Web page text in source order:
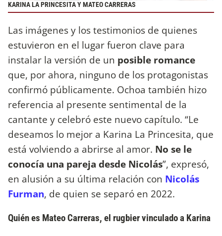
KARINA LA PRINCESITA Y MATEO CARRERAS
Las imágenes y los testimonios de quienes
estuvieron en el lugar fueron clave para
instalar la versión de un posible romance
que, por ahora, ninguno de los protagonistas
confirmó públicamente. Ochoa también hizo
referencia al presente sentimental de la
cantante y celebró este nuevo capítulo. “Le
deseamos lo mejor a Karina La Princesita, que
está volviendo a abrirse al amor. No se le
conocía una pareja desde Nicolás”, expresó,
en alusión a su última relación con Nicolás
Furman, de quien se separó en 2022.
Quién es Mateo Carreras, el rugbier vinculado a Karina